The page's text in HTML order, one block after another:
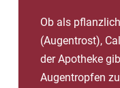
Ob als
(Augentrost),
der Apotheke
Augentropfen